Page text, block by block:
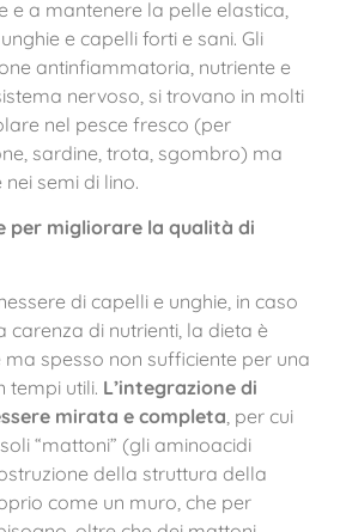
e a mantenere la pelle elastica,
e capelli forti e sani. Gli
antinfiammatoria, nutriente e
nervoso, si trovano in molti
nel pesce fresco (per
sardine, trota, sgombro) ma
semi di lino.
per migliorare la qualità di
di capelli e unghie, in caso
carenza di nutrienti, la dieta è
spesso non sufficiente per una
tempi utili. L’integrazione di
mirata e completa, per cui
“mattoni” (gli aminoacidi
della struttura della
come un muro, che per